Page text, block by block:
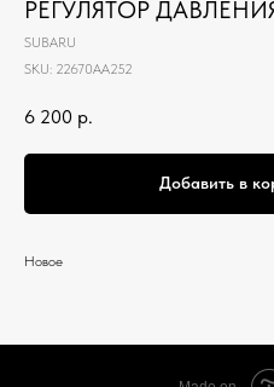
РЕГУЛЯТОР
SUBARU
SKU: 22670AA252
6 200 р.
Добавить в
Новое